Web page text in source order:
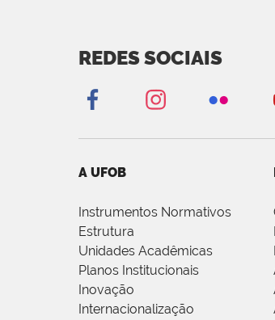
REDES SOCIAIS
A UFOB
Instrumentos Normativos
Estrutura
Unidades Acadêmicas
Planos Institucionais
Inovação
Internacionalização